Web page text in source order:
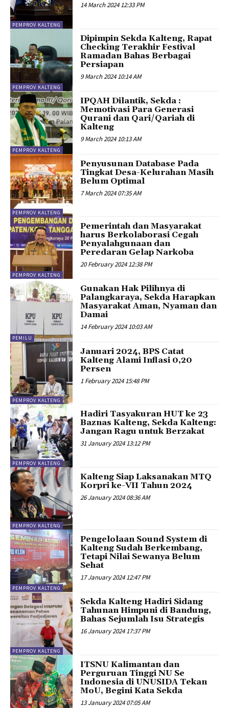
PEMPROV KALTENG
14 March 2024 12:33 PM
PEMPROV KALTENG
Dipimpin Sekda Kalteng, Rapat
Checking Terakhir Festival
Ramadan Bahas Berbagai
Persiapan
9 March 2024 10:14 AM
PEMPROV KALTENG
IPQAH Dilantik, Sekda :
Memotivasi Para Generasi
Qurani dan Qari/Qariah di
Kalteng
9 March 2024 10:13 AM
PEMPROV KALTENG
Penyusunan Database Pada
Tingkat Desa-Kelurahan Masih
Belum Optimal
7 March 2024 07:35 AM
PEMPROV KALTENG
Pemerintah dan Masyarakat
harus Berkolaborasi Cegah
Penyalahgunaan dan
Peredaran Gelap Narkoba
20 February 2024 12:38 PM
PEMILU
Gunakan Hak Pilihnya di
Palangkaraya, Sekda Harapkan
Masyarakat Aman, Nyaman dan
Damai
14 February 2024 10:03 AM
PEMPROV KALTENG
Januari 2024, BPS Catat
Kalteng Alami Inflasi 0,20
Persen
1 February 2024 15:48 PM
PEMPROV KALTENG
Hadiri Tasyakuran HUT ke 23
Baznas Kalteng, Sekda Kalteng:
Jangan Ragu untuk Berzakat
31 January 2024 13:12 PM
PEMPROV KALTENG
Kalteng Siap Laksanakan MTQ
Korpri ke-VII Tahun 2024
26 January 2024 08:36 AM
PEMPROV KALTENG
Pengelolaan Sound System di
Kalteng Sudah Berkembang,
Tetapi Nilai Sewanya Belum
Sehat
17 January 2024 12:47 PM
PEMPROV KALTENG
Sekda Kalteng Hadiri Sidang
Tahunan Himpuni di Bandung,
Bahas Sejumlah Isu Strategis
16 January 2024 17:37 PM
ITSNU Kalimantan dan
Perguruan Tinggi NU Se
Indonesia di UNUSIDA Tekan
MoU, Begini Kata Sekda
13 January 2024 07:05 AM